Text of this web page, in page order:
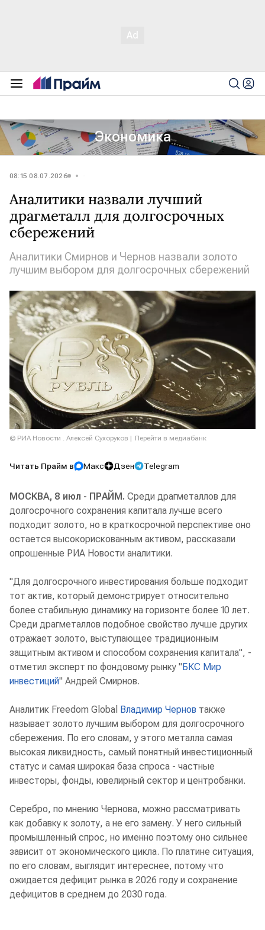
Экономика
08:15 08.07.2026
Аналитики назвали лучший
драгметалл для долгосрочных
сбережений
Аналитики Смирнов и Чернов назвали золото
лучшим выбором для долгосрочных сбережений
© РИА Новости . Алексей Сухоруков Перейти в медиабанк
Читать Прайм в Макс Дзен Telegram
МОСКВА, 8 июл - ПРАЙМ. Среди драгметаллов для
долгосрочного сохранения капитала лучше всего
подходит золото, но в краткосрочной перспективе оно
остается высокорискованным активом, рассказали
опрошенные РИА Новости аналитики.
"Для долгосрочного инвестирования больше подходит
тот актив, который демонстрирует относительно
более стабильную динамику на горизонте более 10 лет.
Среди драгметаллов подобное свойство лучше других
отражает золото, выступающее традиционным
защитным активом и способом сохранения капитала", -
отметил эксперт по фондовому рынку "БКС Мир
инвестиций" Андрей Смирнов.
Аналитик Freedom Global Владимир Чернов также
называет золото лучшим выбором для долгосрочного
сбережения. По его словам, у этого металла самая
высокая ликвидность, самый понятный инвестиционный
статус и самая широкая база спроса - частные
инвесторы, фонды, ювелирный сектор и центробанки.
Серебро, по мнению Чернова, можно рассматривать
как добавку к золоту, а не его замену. У него сильный
промышленный спрос, но именно поэтому оно сильнее
зависит от экономического цикла. По платине ситуация,
по его словам, выглядит интереснее, потому что
ожидается дефицит рынка в 2026 году и сохранение
дефицитов в среднем до 2030 года.